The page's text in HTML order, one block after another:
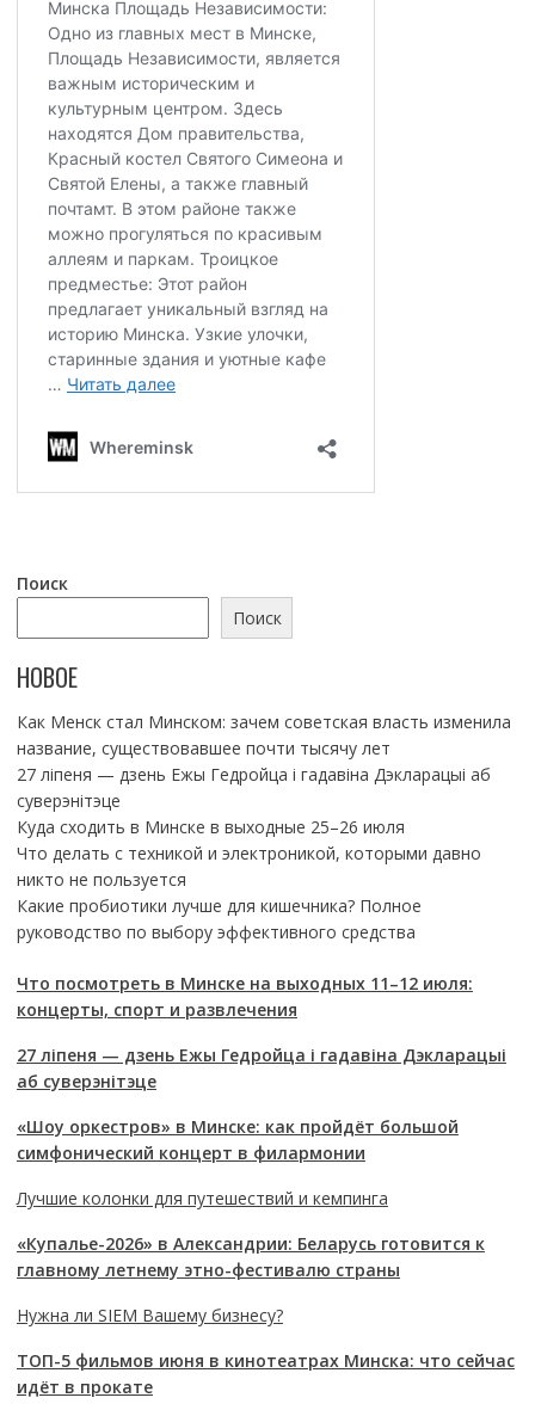
Поиск
Поиск
НОВОЕ
Как Менск стал Минском: зачем советская власть изменила
название, существовавшее почти тысячу лет
27 ліпеня — дзень Ежы Гедройца і гадавіна Дэкларацыі аб
суверэнітэце
Куда сходить в Минске в выходные 25–26 июля
Что делать с техникой и электроникой, которыми давно
никто не пользуется
Какие пробиотики лучше для кишечника? Полное
руководство по выбору эффективного средства
Что посмотреть в Минске на выходных 11–12 июля:
концерты, спорт и развлечения
27 ліпеня — дзень Ежы Гедройца і гадавіна Дэкларацыі
аб суверэнітэце
«Шоу оркестров» в Минске: как пройдёт большой
симфонический концерт в филармонии
Лучшие колонки для путешествий и кемпинга
«Купалье-2026» в Александрии: Беларусь готовится к
главному летнему этно-фестивалю страны
Нужна ли SIEM Вашему бизнесу?
ТОП-5 фильмов июня в кинотеатрах Минска: что сейчас
идёт в прокате